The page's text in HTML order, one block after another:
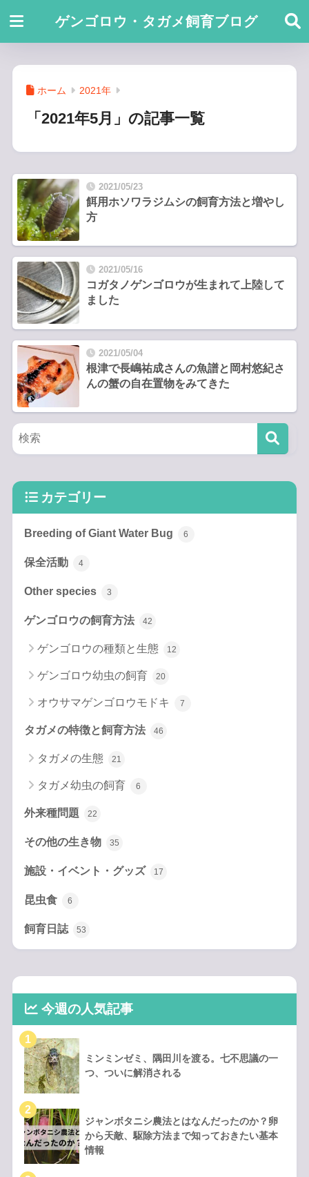
ゲンゴロウ・タガメ飼育ブログ
ホーム 2021年
「2021年5月」の記事一覧
2021/05/23
餌用ホソワラジムシの飼育方法と増やし
方
2021/05/16
コガタノゲンゴロウが生まれて上陸して
ました
2021/05/04
根津で長嶋祐成さんの魚譜と岡村悠紀さ
んの蟹の自在置物をみてきた
カテゴリー
Breeding of Giant Water Bug 6
保全活動 4
Other species 3
ゲンゴロウの飼育方法 42
ゲンゴロウの種類と生態 12
ゲンゴロウ幼虫の飼育 20
オウサマゲンゴロウモドキ 7
タガメの特徴と飼育方法 46
タガメの生態 21
タガメ幼虫の飼育 6
外来種問題 22
その他の生き物 35
施設・イベント・グッズ 17
昆虫食 6
飼育日誌 53
今週の人気記事
ミンミンゼミ、隅田川を渡る。七不思議の一
つ、ついに解消される
ジャンボタニシ農法とはなんだったのか？卵
から天敵、駆除方法まで知っておきたい基本
情報